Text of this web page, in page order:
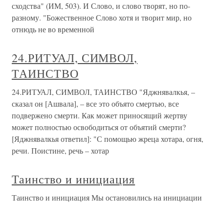
сходства" (ИМ, 503). И Слово, и слово творят, но по-
разному. "Божественное Слово хотя и творит мир, но
отнюдь не во временной
24.РИТУАЛ, СИМВОЛ,
ТАИНСТВО
24.РИТУАЛ, СИМВОЛ, ТАИНСТВО "Яджнявалкья, –
сказал он [Ашвала], – все это объято смертью, все
подвержено смерти. Как может приносящий жертву
может полностью освободиться от объятий смерти?
[Яджнявалкья ответил]: "С помощью жреца хотара, огня,
речи. Поистине, речь – хотар
Таинство и инициация
Таинство и инициация Мы остановились на инициации